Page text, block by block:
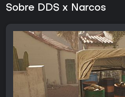
Sobre DDS x Narcos